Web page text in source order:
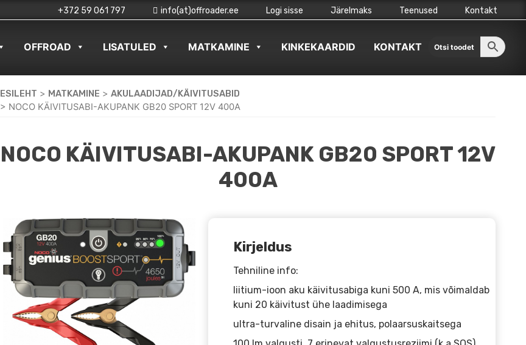
+372 59 061 797 info(at)offroader.ee Logi sisse Järelmaks Teenused Kontakt
OFFROAD LISATULED MATKAMINE KINKEKAARDID KONTAKT
ESILEHT > MATKAMINE >AKULAADIJAD/KÄIVITUSABID
> NOCO KÄIVITUSABI-AKUPANK GB20 SPORT 12V 400A
NOCO KÄIVITUSABI-AKUPANK GB20 SPORT 12V
400A
Kirjeldus
Tehniline info:
liitium-ioon aku käivitusabiga kuni 500 A, mis võimaldab
kuni 20 käivitust ühe laadimisega
ultra-turvaline disain ja ehitus, polaarsuskaitsega